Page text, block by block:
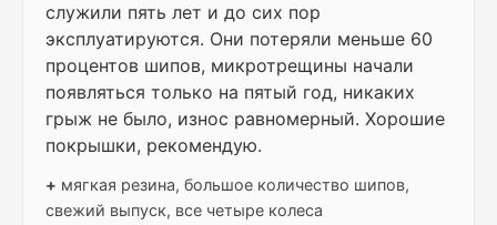
служили пять лет и до сих пор
эксплуатируются. Они потеряли меньше 60
процентов шипов, микротрещины начали
появляться только на пятый год, никаких
грыж не было, износ равномерный. Хорошие
покрышки, рекомендую.
+ мягкая резина, большое количество шипов,
свежий выпуск, все четыре колеса